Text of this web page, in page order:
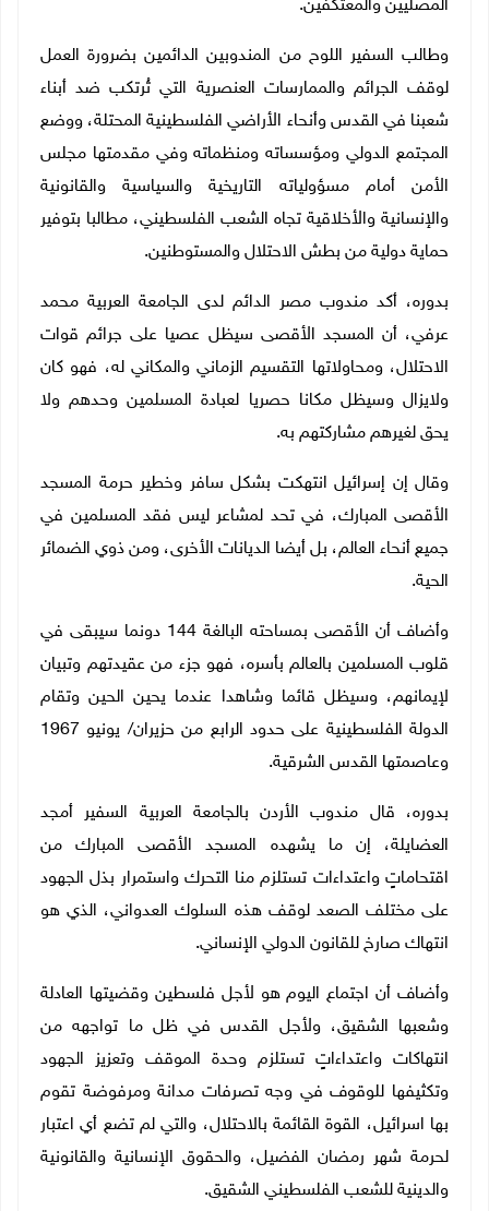
المصليين والمعتكفين.
وطالب السفير اللوح من المندوبين الدائمين بضرورة العمل
لوقف الجرائم والممارسات العنصرية التي تُرتكب ضد أبناء
شعبنا في القدس وأنحاء الأراضي الفلسطينية المحتلة، ووضع
المجتمع الدولي ومؤسساته ومنظماته وفي مقدمتها مجلس
الأمن أمام مسؤولياته التاريخية والسياسية والقانونية
والإنسانية والأخلاقية تجاه الشعب الفلسطيني، مطالبا بتوفير
حماية دولية من بطش الاحتلال والمستوطنين.
بدوره، أكد مندوب مصر الدائم لدى الجامعة العربية محمد
عرفي، أن المسجد الأقصى سيظل عصيا على جرائم قوات
الاحتلال، ومحاولاتها التقسيم الزماني والمكاني له، فهو كان
ولايزال وسيظل مكانا حصريا لعبادة المسلمين وحدهم ولا
يحق لغيرهم مشاركتهم به.
وقال إن إسرائيل انتهكت بشكل سافر وخطير حرمة المسجد
الأقصى المبارك، في تحد لمشاعر ليس فقد المسلمين في
جميع أنحاء العالم، بل أيضا الديانات الأخرى، ومن ذوي الضمائر
الحية.
وأضاف أن الأقصى بمساحته البالغة 144 دونما سيبقى في
قلوب المسلمين بالعالم بأسره، فهو جزء من عقيدتهم وتبيان
لإيمانهم، وسيظل قائما وشاهدا عندما يحين الحين وتقام
الدولة الفلسطينية على حدود الرابع من حزيران/ يونيو 1967
وعاصمتها القدس الشرقية.
بدوره، قال مندوب الأردن بالجامعة العربية السفير أمجد
العضايلة، إن ما يشهده المسجد الأقصى المبارك من
اقتحاماتٍ واعتداءات تستلزم منا التحرك واستمرار بذل الجهود
على مختلف الصعد لوقف هذه السلوك العدواني، الذي هو
انتهاك صارخ للقانون الدولي الإنساني.
وأضاف أن اجتماع اليوم هو لأجل فلسطين وقضيتها العادلة
وشعبها الشقيق، ولأجل القدس في ظل ما تواجهه من
انتهاكات واعتداءاتٍ تستلزم وحدة الموقف وتعزيز الجهود
وتكثيفها للوقوف في وجه تصرفات مدانة ومرفوضة تقوم
بها اسرائيل، القوة القائمة بالاحتلال، والتي لم تضع أي اعتبار
لحرمة شهر رمضان الفضيل، والحقوق الإنسانية والقانونية
والدينية للشعب الفلسطيني الشقيق.